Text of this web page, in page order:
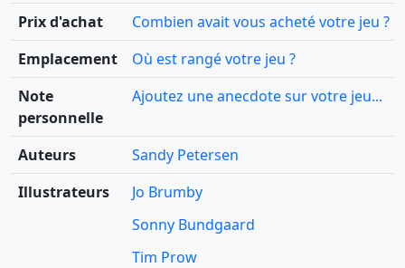
Prix d'achat
Combien avait vous acheté votre jeu ?
Emplacement
Où est rangé votre jeu ?
Note
personnelle
Ajoutez une anecdote sur votre jeu...
Auteurs
Sandy Petersen
Illustrateurs
Jo Brumby
Sonny Bundgaard
Tim Prow